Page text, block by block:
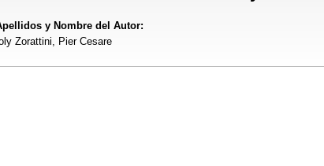
y Nombre del Autor:
Zorattini, Pier Cesare